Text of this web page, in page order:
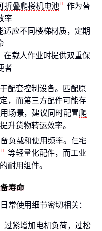
折叠爬楼机电池
作为替
率
适应不同楼梯材质，定期
在载人作业时提供双重保
者
配套控制设备。匹配原
，而第三方配件可能存
场景，建议同时配置爬
升货物转运效率。
负载和使用频率。住宅
等轻量化配件，而工业
耐用组件。
寿命
常使用细节密切相关：
过紧增加电机负荷，过松